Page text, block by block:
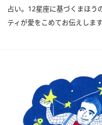
占い。12星座に基づくまほ
ティが愛をこめてお伝えします